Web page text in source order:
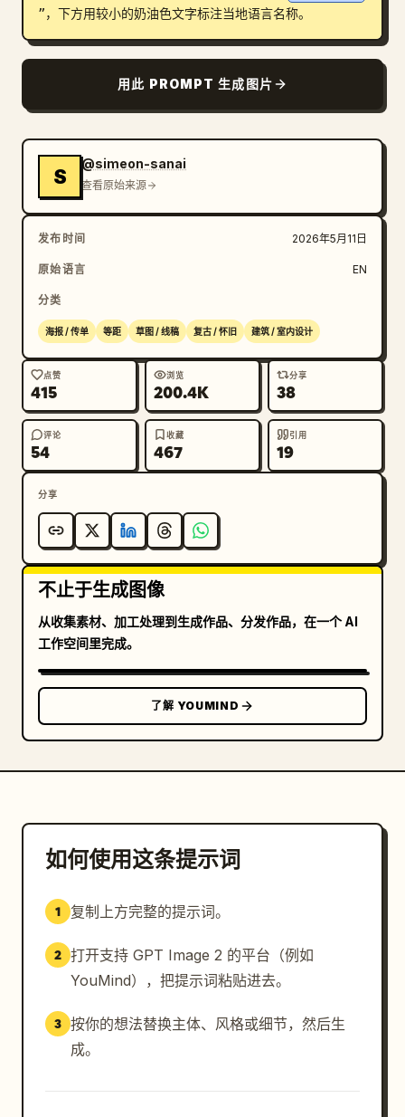
”，下方用较小的奶油色文字标注当地语言名称。
用此 PROMPT 生成图片
S
@simeon-sanai
查看原始来源
发布时间 2026年5月11日
原始语言 EN
分类
海报 / 传单 等距 草图 / 线稿 复古 / 怀旧 建筑 / 室内设计
点赞
415
浏览
200.4K
分享
38
评论
54
收藏
467
引用
19
分享
不止于生成图像
从收集素材、加工处理到生成作品、分发作品，在一个 AI
工作空间里完成。
了解 YOUMIND
如何使用这条提示词
1 复制上方完整的提示词。
2 打开支持 GPT Image 2 的平台（例如
YouMind），把提示词粘贴进去。
3 按你的想法替换主体、风格或细节，然后生
成。